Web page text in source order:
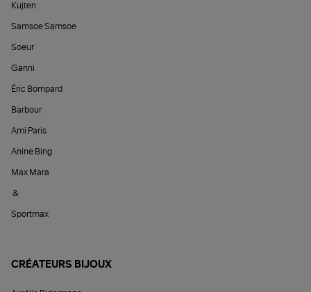
Kujten
Samsoe Samsoe
Soeur
Ganni
Éric Bompard
Barbour
Ami Paris
Anine Bing
Max Mara
&
Sportmax
CRÉATEURS BIJOUX